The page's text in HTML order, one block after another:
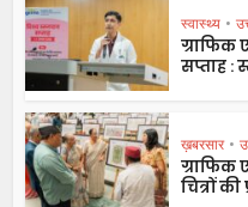
स्वास्थ्य •
ग्राफिक
सप्ताह :
ख़बरसार •
ग्राफिक
चित्रों की